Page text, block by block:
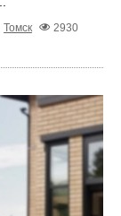
Томск
2930